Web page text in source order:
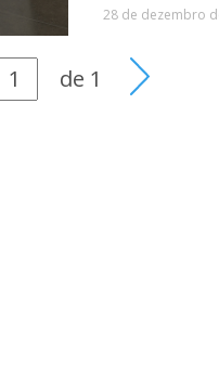
28 de dezembro
de 1